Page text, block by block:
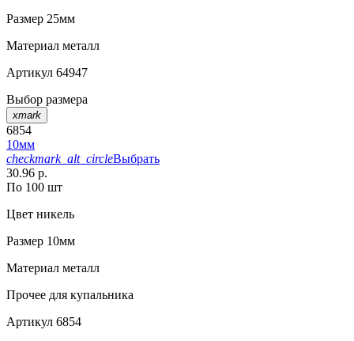
Размер 25мм
Материал металл
Артикул 64947
Выбор размера
xmark
6854
10мм
checkmark_alt_circleВыбрать
30.96 р.
По 100 шт
Цвет никель
Размер 10мм
Материал металл
Прочее для купальника
Артикул 6854